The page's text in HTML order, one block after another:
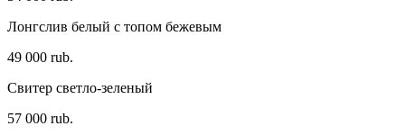
Лонгслив белый с топом бежевым
49 000 rub.
Свитер светло-зеленый
57 000 rub.